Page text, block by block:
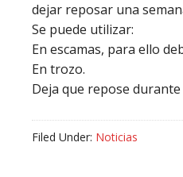
dejar reposar una
Se puede utilizar:
En escamas, para ello
En trozo.
Deja que repose
Filed Under: Noticias